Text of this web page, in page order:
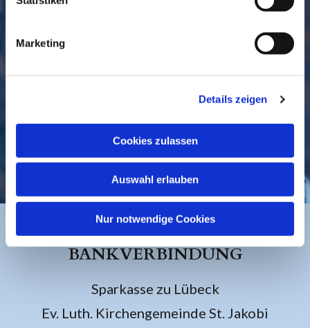
Marketing
Details zeigen
Cookies zulassen
Auswahl erlauben
Nur notwendige Cookies
KONTAKT
BANKVERBINDUNG
Sparkasse zu Lübeck
Ev. Luth. Kirchengemeinde St. Jakobi